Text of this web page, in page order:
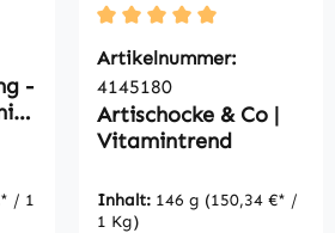
-
/ 1
Durchschnittliche
Artikelnummer:
4145180
Artischocke & Co |
Vitamintrend
Inhalt: 146 g (150,34 €* /
1 Kg)